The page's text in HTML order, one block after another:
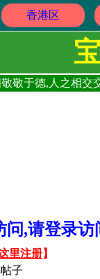
香港区
敬于德,人之相
问,请登录
里注册】
子